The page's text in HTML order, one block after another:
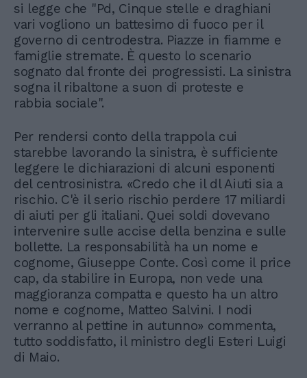
si legge che "Pd, Cinque stelle e draghiani
vari vogliono un battesimo di fuoco per il
governo di centrodestra. Piazze in fiamme e
famiglie stremate. È questo lo scenario
sognato dal fronte dei progressisti. La sinistra
sogna il ribaltone a suon di proteste e
rabbia sociale".
Per rendersi conto della trappola cui
starebbe lavorando la sinistra, è sufficiente
leggere le dichiarazioni di alcuni esponenti
del centrosinistra. «Credo che il dl Aiuti sia a
rischio. C'è il serio rischio perdere 17 miliardi
di aiuti per gli italiani. Quei soldi dovevano
intervenire sulle accise della benzina e sulle
bollette. La responsabilità ha un nome e
cognome, Giuseppe Conte. Così come il price
cap, da stabilire in Europa, non vede una
maggioranza compatta e questo ha un altro
nome e cognome, Matteo Salvini. I nodi
verranno al pettine in autunno» commenta,
tutto soddisfatto, il ministro degli Esteri Luigi
di Maio.